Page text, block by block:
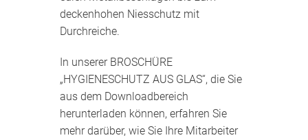
deckenhohen Niesschutz mit
Durchreiche.
In unserer BROSCHÜRE
„HYGIENESCHUTZ AUS GLAS“, die Sie
aus dem Downloadbereich
herunterladen können, erfahren Sie
mehr darüber, wie Sie Ihre Mitarbeiter